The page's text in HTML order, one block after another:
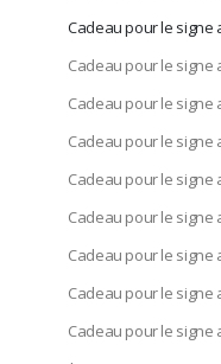
Cadeau pour le signe
Cadeau pour le signe
Cadeau pour le signe
Cadeau pour le signe
Cadeau pour le
Cadeau pour le signe
Cadeau pour le signe
Cadeau pour le
Cadeau pour le